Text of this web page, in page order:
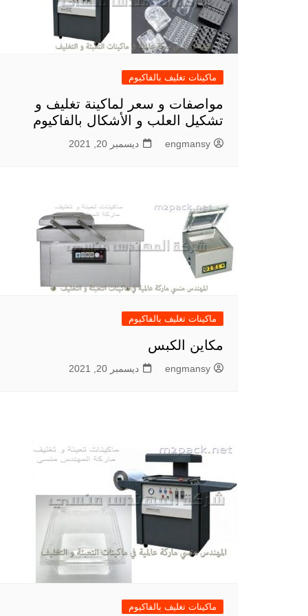
ماكينات تغليف بالفاكيوم
مواصفات و سعر لماكينة تغليف و
تشكيل العلب و الأشكال بالفاكيوم
engmansy ديسمبر 20, 2021
ماكينات تغليف بالفاكيوم
مكاين الكبس
engmansy ديسمبر 20, 2021
ماكينات تغليف بالفاكيوم